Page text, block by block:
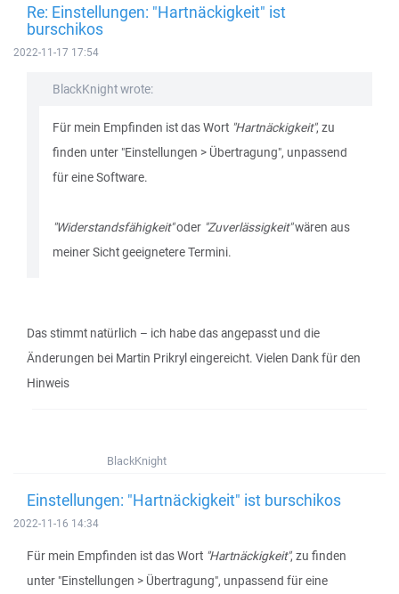
Re: Einstellungen: "Hartnäckigkeit" ist
burschikos
2022-11-17 17:54
BlackKnight wrote:
Für mein Empfinden ist das Wort "Hartnäckigkeit", zu
finden unter "Einstellungen > Übertragung", unpassend
für eine Software.
"Widerstandsfähigkeit"oder "Zuverlässigkeit"wären aus
meiner Sicht geeignetere Termini.
Das stimmt natürlich – ich habe das angepasst und die
Änderungen bei Martin Prikryl eingereicht. Vielen Dank für den
Hinweis
BlackKnight
Einstellungen: "Hartnäckigkeit" ist burschikos
2022-11-16 14:34
Für mein Empfinden ist das Wort "Hartnäckigkeit", zu finden
unter "Einstellungen > Übertragung", unpassend für eine